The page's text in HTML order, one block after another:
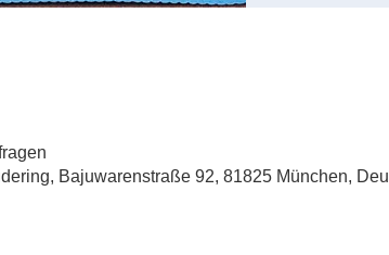
Bajuwarenstraße 92, 81825 München,